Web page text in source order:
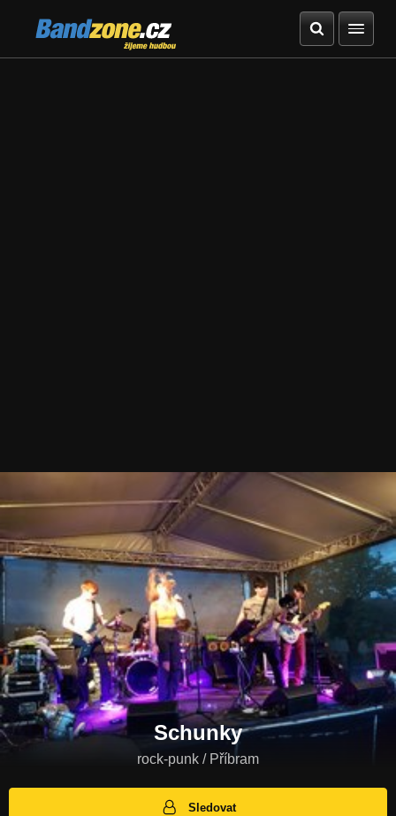
Bandzone.cz
žijeme hudbou
Schunky
rock-punk / Příbram
Sledovat